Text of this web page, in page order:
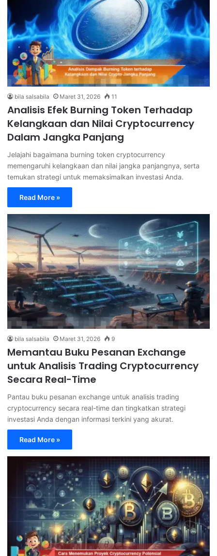
bila salsabila Maret 31, 2026 11
Analisis Efek Burning Token Terhadap
Kelangkaan dan Nilai Cryptocurrency
Dalam Jangka Panjang
Jelajahi bagaimana burning token cryptocurrency
memengaruhi kelangkaan dan nilai jangka panjangnya, serta
temukan strategi untuk memaksimalkan investasi Anda.
Read More »
bila salsabila Maret 31, 2026 9
Memantau Buku Pesanan Exchange
untuk Analisis Trading Cryptocurrency
Secara Real-Time
Pantau buku pesanan exchange untuk analisis trading
cryptocurrency secara real-time dan tingkatkan strategi
investasi Anda dengan informasi terkini yang akurat.
Read More »